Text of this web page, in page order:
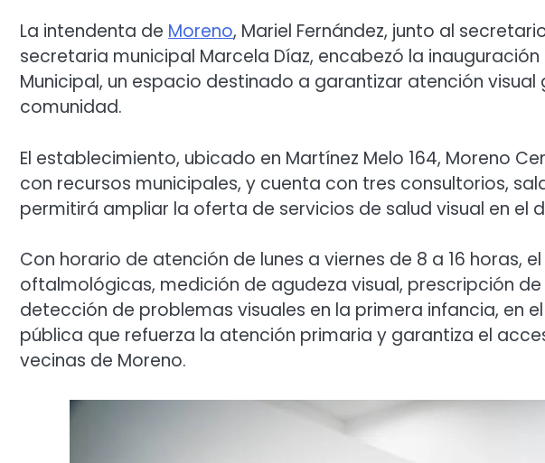
La intendenta de Moreno, Mariel Fernández, junto al
secretaria municipal Marcela Díaz, encabezó la
Municipal, un espacio destinado a garantizar atención
comunidad.
El establecimiento, ubicado en Martínez Melo 164, Moreno
con recursos municipales, y cuenta con tres consultorios,
permitirá ampliar la oferta de servicios de salud visual en el
Con horario de atención de lunes a viernes de 8 a 16 horas,
oftalmológicas, medición de agudeza visual, prescripción
detección de problemas visuales en la primera infancia, en
pública que refuerza la atención primaria y garantiza el
vecinas de Moreno.